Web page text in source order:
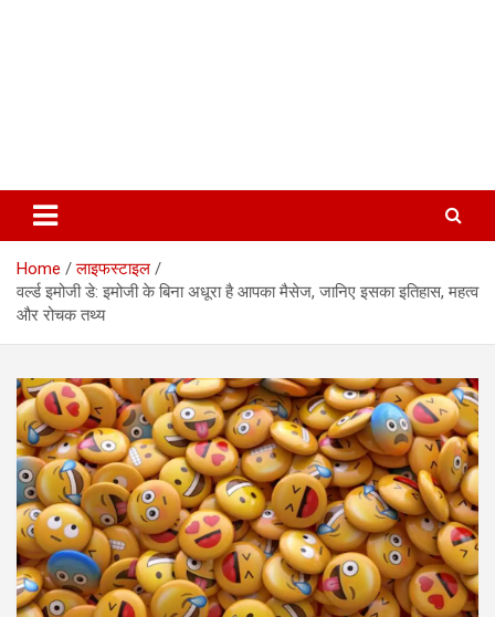
Home
लाइफस्टाइल
वर्ल्ड इमोजी डे: इमोजी के बिना अधूरा है आपका मैसेज, जानिए इसका इतिहास, महत्व
और रोचक तथ्य